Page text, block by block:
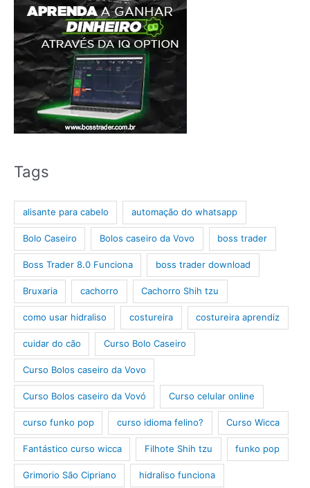
Tags
alisante para cabelo automação do whatsapp
Bolo Caseiro Bolos caseiro da Vovo boss trader
Boss Trader 8.0 Funciona boss trader download
Bruxaria cachorro Cachorro Shih tzu
como usar hidraliso costureira costureira aprendiz
cuidar do cão Curso Bolo Caseiro
Curso Bolos caseiro da Vovo
Curso Bolos caseiro da Vovó Curso celular online
curso funko pop curso idioma felino? Curso Wicca
Fantástico curso wicca Filhote Shih tzu funko pop
Grimorio São Cipriano hidraliso funciona